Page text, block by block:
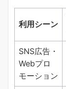
利用シーン
SNS広告・
Webプロ
モーション